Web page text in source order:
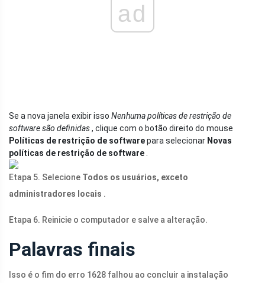
ad
Se a nova janela exibir isso Nenhuma políticas de restrição de
software são definidas, clique com o botão direito do mouse
Políticas de restrição de softwarepara selecionar Novas
políticas de restrição de software
Etapa 5. Selecione Todos os usuários, exceto
administradores locais .
Etapa 6. Reinicie o computador e salve a alteração.
Palavras finais
Isso é o fim do erro 1628 falhou ao concluir a instalação